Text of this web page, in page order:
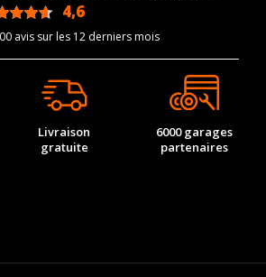
4,6
avis sur les 12 derniers mois
Livraison
gratuite
6000 garages
partenaires